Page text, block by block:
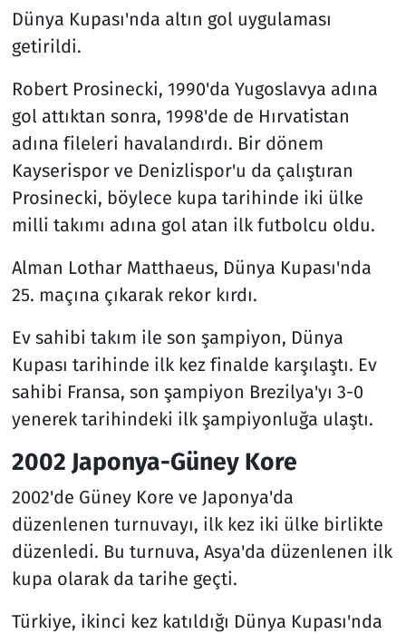
Dünya Kupası'nda altın gol uygulaması
getirildi.
Robert Prosinecki, 1990'da Yugoslavya adına
gol attıktan sonra, 1998'de de Hırvatistan
adına fileleri havalandırdı. Bir dönem
Kayserispor ve Denizlispor'u da çalıştıran
Prosinecki, böylece kupa tarihinde iki ülke
milli takımı adına gol atan ilk futbolcu oldu.
Alman Lothar Matthaeus, Dünya Kupası'nda
25. maçına çıkarak rekor kırdı.
Ev sahibi takım ile son şampiyon, Dünya
Kupası tarihinde ilk kez finalde karşılaştı. Ev
sahibi Fransa, son şampiyon Brezilya'yı 3-0
yenerek tarihindeki ilk şampiyonluğa ulaştı.
2002 Japonya-Güney Kore
2002'de Güney Kore ve Japonya'da
düzenlenen turnuvayı, ilk kez iki ülke birlikte
düzenledi. Bu turnuva, Asya'da düzenlenen ilk
kupa olarak da tarihe geçti.
Türkiye, ikinci kez katıldığı Dünya Kupası'nda